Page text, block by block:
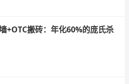
+OTC搬砖：年化60%的庞氏杀